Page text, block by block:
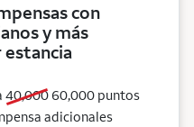
con
y más
40,000old bonus
60,000new bonus
puntos
adicionales